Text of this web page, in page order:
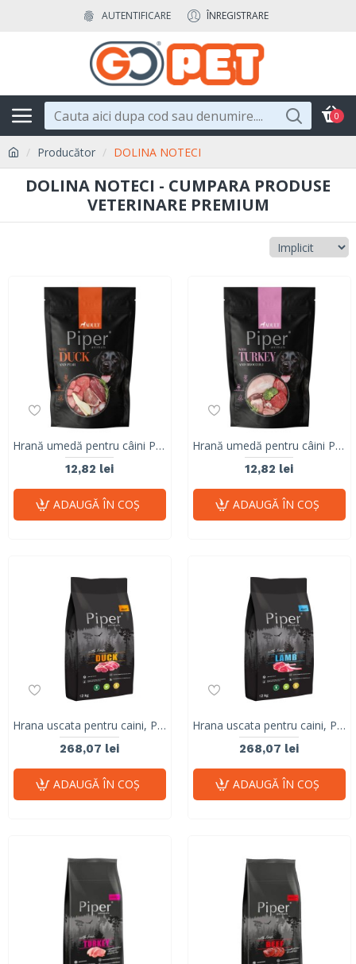
AUTENTIFICARE ÎNREGISTRARE
0
Producător DOLINA NOTECI
DOLINA NOTECI - CUMPARA PRODUSE
VETERINARE PREMIUM
Hrană umedă pentru câini PIPER, rață și pere, 500g
12,82 lei
ADAUGĂ ÎN COŞ
Hrană umedă pentru câini PIPER, curcan și broccoli, 500g
12,82 lei
ADAUGĂ ÎN COŞ
Hrana uscata pentru caini, Piper, adult, rata, 12 kg
268,07 lei
ADAUGĂ ÎN COŞ
Hrana uscata pentru caini, Piper, adult, miel, 12 kg
268,07 lei
ADAUGĂ ÎN COŞ